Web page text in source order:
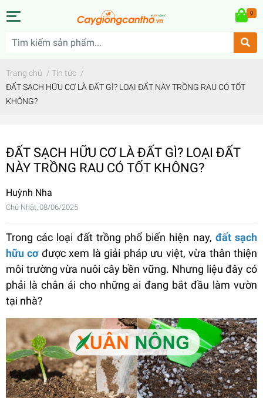
0
Trang chủ / Tin tức /
ĐẤT SẠCH HỮU CƠ LÀ ĐẤT GÌ? LOẠI ĐẤT NÀY TRỒNG RAU CÓ TỐT
KHÔNG?
ĐẤT SẠCH HỮU CƠ LÀ ĐẤT GÌ? LOẠI ĐẤT
NÀY TRỒNG RAU CÓ TỐT KHÔNG?
Huỳnh Nha
Chủ Nhật, 08/06/2025
Trong các loại đất trồng phổ biến hiện nay, đất sạch
hữu cơđược xem là giải pháp ưu việt, vừa thân thiện
môi trường vừa nuôi cây bền vững. Nhưng liệu đây có
phải là chân ái cho những ai đang bắt đầu làm vườn
tại nhà?